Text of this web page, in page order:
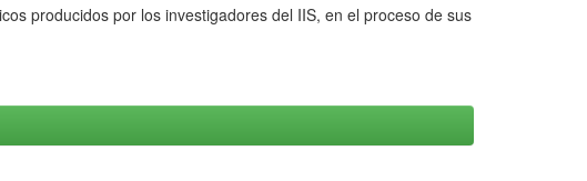
producidos por los investigadores del IIS, en el proceso de sus